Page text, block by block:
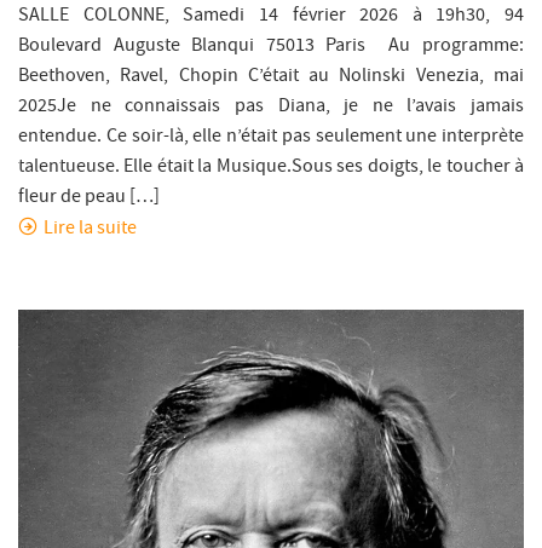
SALLE COLONNE, Samedi 14 février 2026 à 19h30, 94
Boulevard Auguste Blanqui 75013 Paris Au programme:
Beethoven, Ravel, Chopin C’était au Nolinski Venezia, mai
2025Je ne connaissais pas Diana, je ne l’avais jamais
entendue. Ce soir-là, elle n’était pas seulement une interprète
talentueuse. Elle était la Musique.Sous ses doigts, le toucher à
fleur de peau […]
Lire la suite